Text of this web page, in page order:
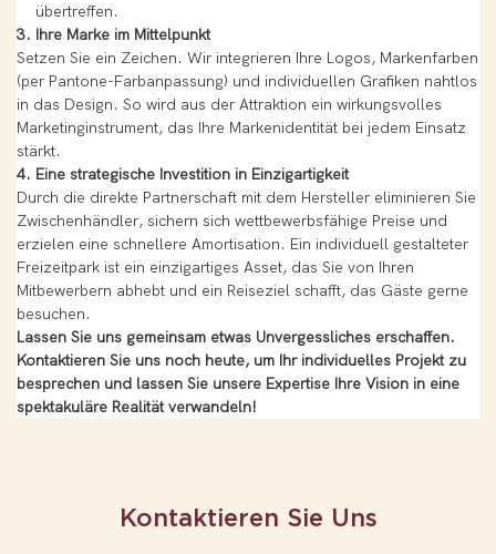
übertreffen.
3. Ihre Marke im Mittelpunkt
Setzen Sie ein Zeichen. Wir integrieren Ihre Logos, Markenfarben
(per Pantone-Farbanpassung) und individuellen Grafiken nahtlos
in das Design. So wird aus der Attraktion ein wirkungsvolles
Marketinginstrument, das Ihre Markenidentität bei jedem Einsatz
stärkt.
4. Eine strategische Investition in Einzigartigkeit
Durch die direkte Partnerschaft mit dem Hersteller eliminieren Sie
Zwischenhändler, sichern sich wettbewerbsfähige Preise und
erzielen eine schnellere Amortisation. Ein individuell gestalteter
Freizeitpark ist ein einzigartiges Asset, das Sie von Ihren
Mitbewerbern abhebt und ein Reiseziel schafft, das Gäste gerne
besuchen.
Lassen Sie uns gemeinsam etwas Unvergessliches erschaffen.
Kontaktieren Sie uns noch heute, um Ihr individuelles Projekt zu
besprechen und lassen Sie unsere Expertise Ihre Vision in eine
spektakuläre Realität verwandeln!
Kontaktieren Sie Uns